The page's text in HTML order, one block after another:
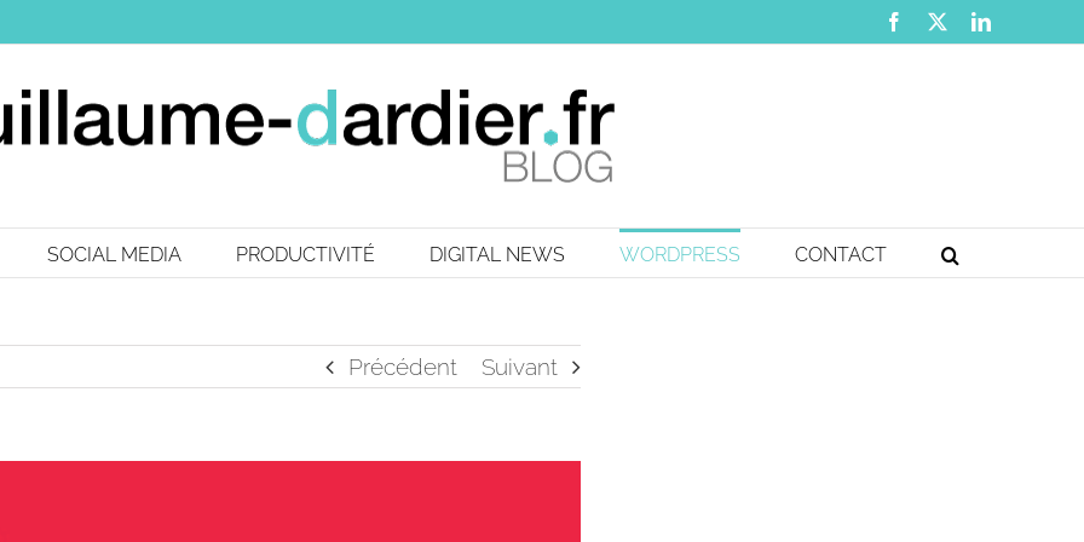
Facebook
X LinkedIn
SOCIAL MEDIA PRODUCTIVITÉ DIGITAL NEWS WORDPRESS CONTACT
Précédent Suivant